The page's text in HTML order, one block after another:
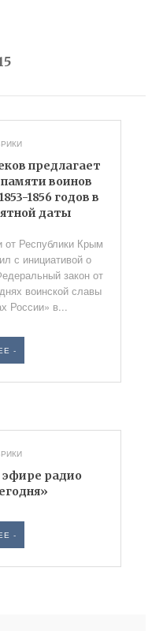
предлагает
воинов
1856 годов в
даты
Республики Крым
с инициативой о
закон от
воинской славы
России» в...
-
эфире радио
-